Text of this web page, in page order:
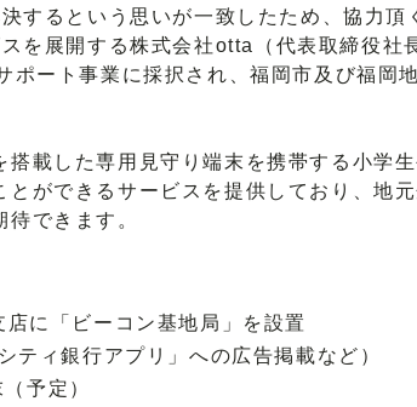
るという思いが一致したため、協力頂
を展開する株式会社otta（代表取締役社
ート事業に採択され、福岡市及び福岡
載した専用見守り端末を携帯する小学
ができるサービスを提供しており、地
できます。
に「ビーコン基地局」を設置
ティ銀行アプリ」への広告掲載など）
予定）